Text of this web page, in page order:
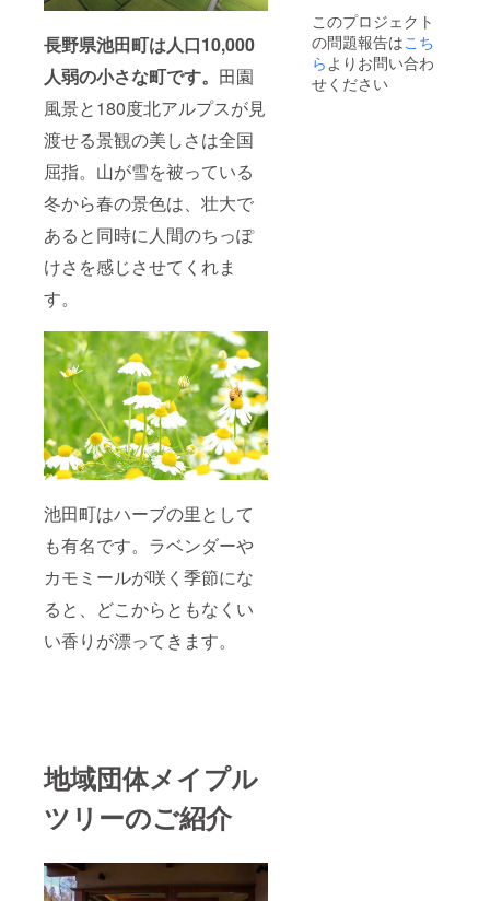
長野県池田町は人口10,000
人弱の小さな町です。 田園
風景と180度北アルプスが見
渡せる景観の美しさは全国
屈指。山が雪を被っている
冬から春の景色は、壮大で
あると同時に人間のちっぽ
けさを感じさせてくれま
す。
池田町はハーブの里として
も有名です。ラベンダーや
カモミールが咲く季節にな
ると、どこからともなくい
い香りが漂ってきます。
地域団体メイプル
ツリーのご紹介
前(もし
くは
ニック
ネーム)
を本裏
このプロジェクト
の問題報告はこち
ら よりお問い合わ
せください